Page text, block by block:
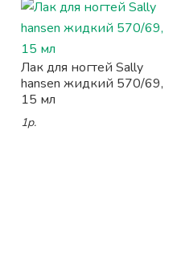
Лак для ногтей Sally
hansen жидкий 570/69,
15 мл
1р.